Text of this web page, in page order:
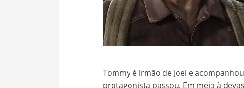
Tommy é irmão de Joel e
protagonista passou. Em meio à